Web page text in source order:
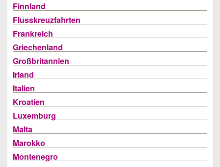
Finnland
Flusskreuzfahrten
Frankreich
Griechenland
Großbritannien
Irland
Italien
Kroatien
Luxemburg
Malta
Marokko
Montenegro